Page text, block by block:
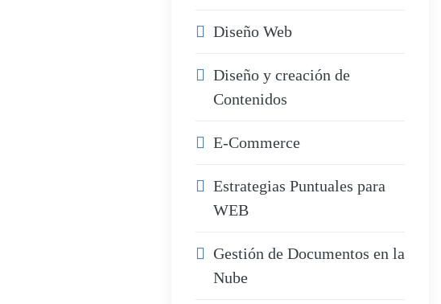
Diseño Web
Diseño y creación de
Contenidos
E-Commerce
Estrategias Puntuales para
WEB
Gestión de Documentos en la
Nube